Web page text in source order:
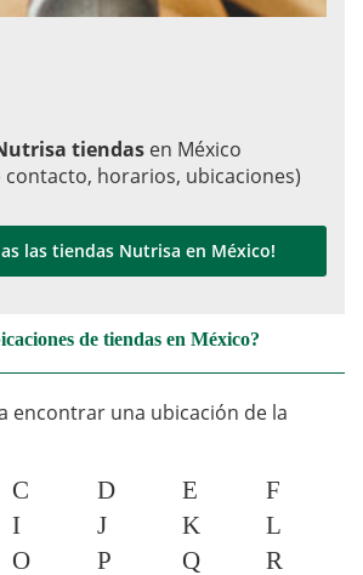
tiendas en México
horarios, ubicaciones)
las tiendas Nutrisa en México!
de tiendas en México?
encontrar una ubicación de la
C D E
F
I J K
L
O P Q
R